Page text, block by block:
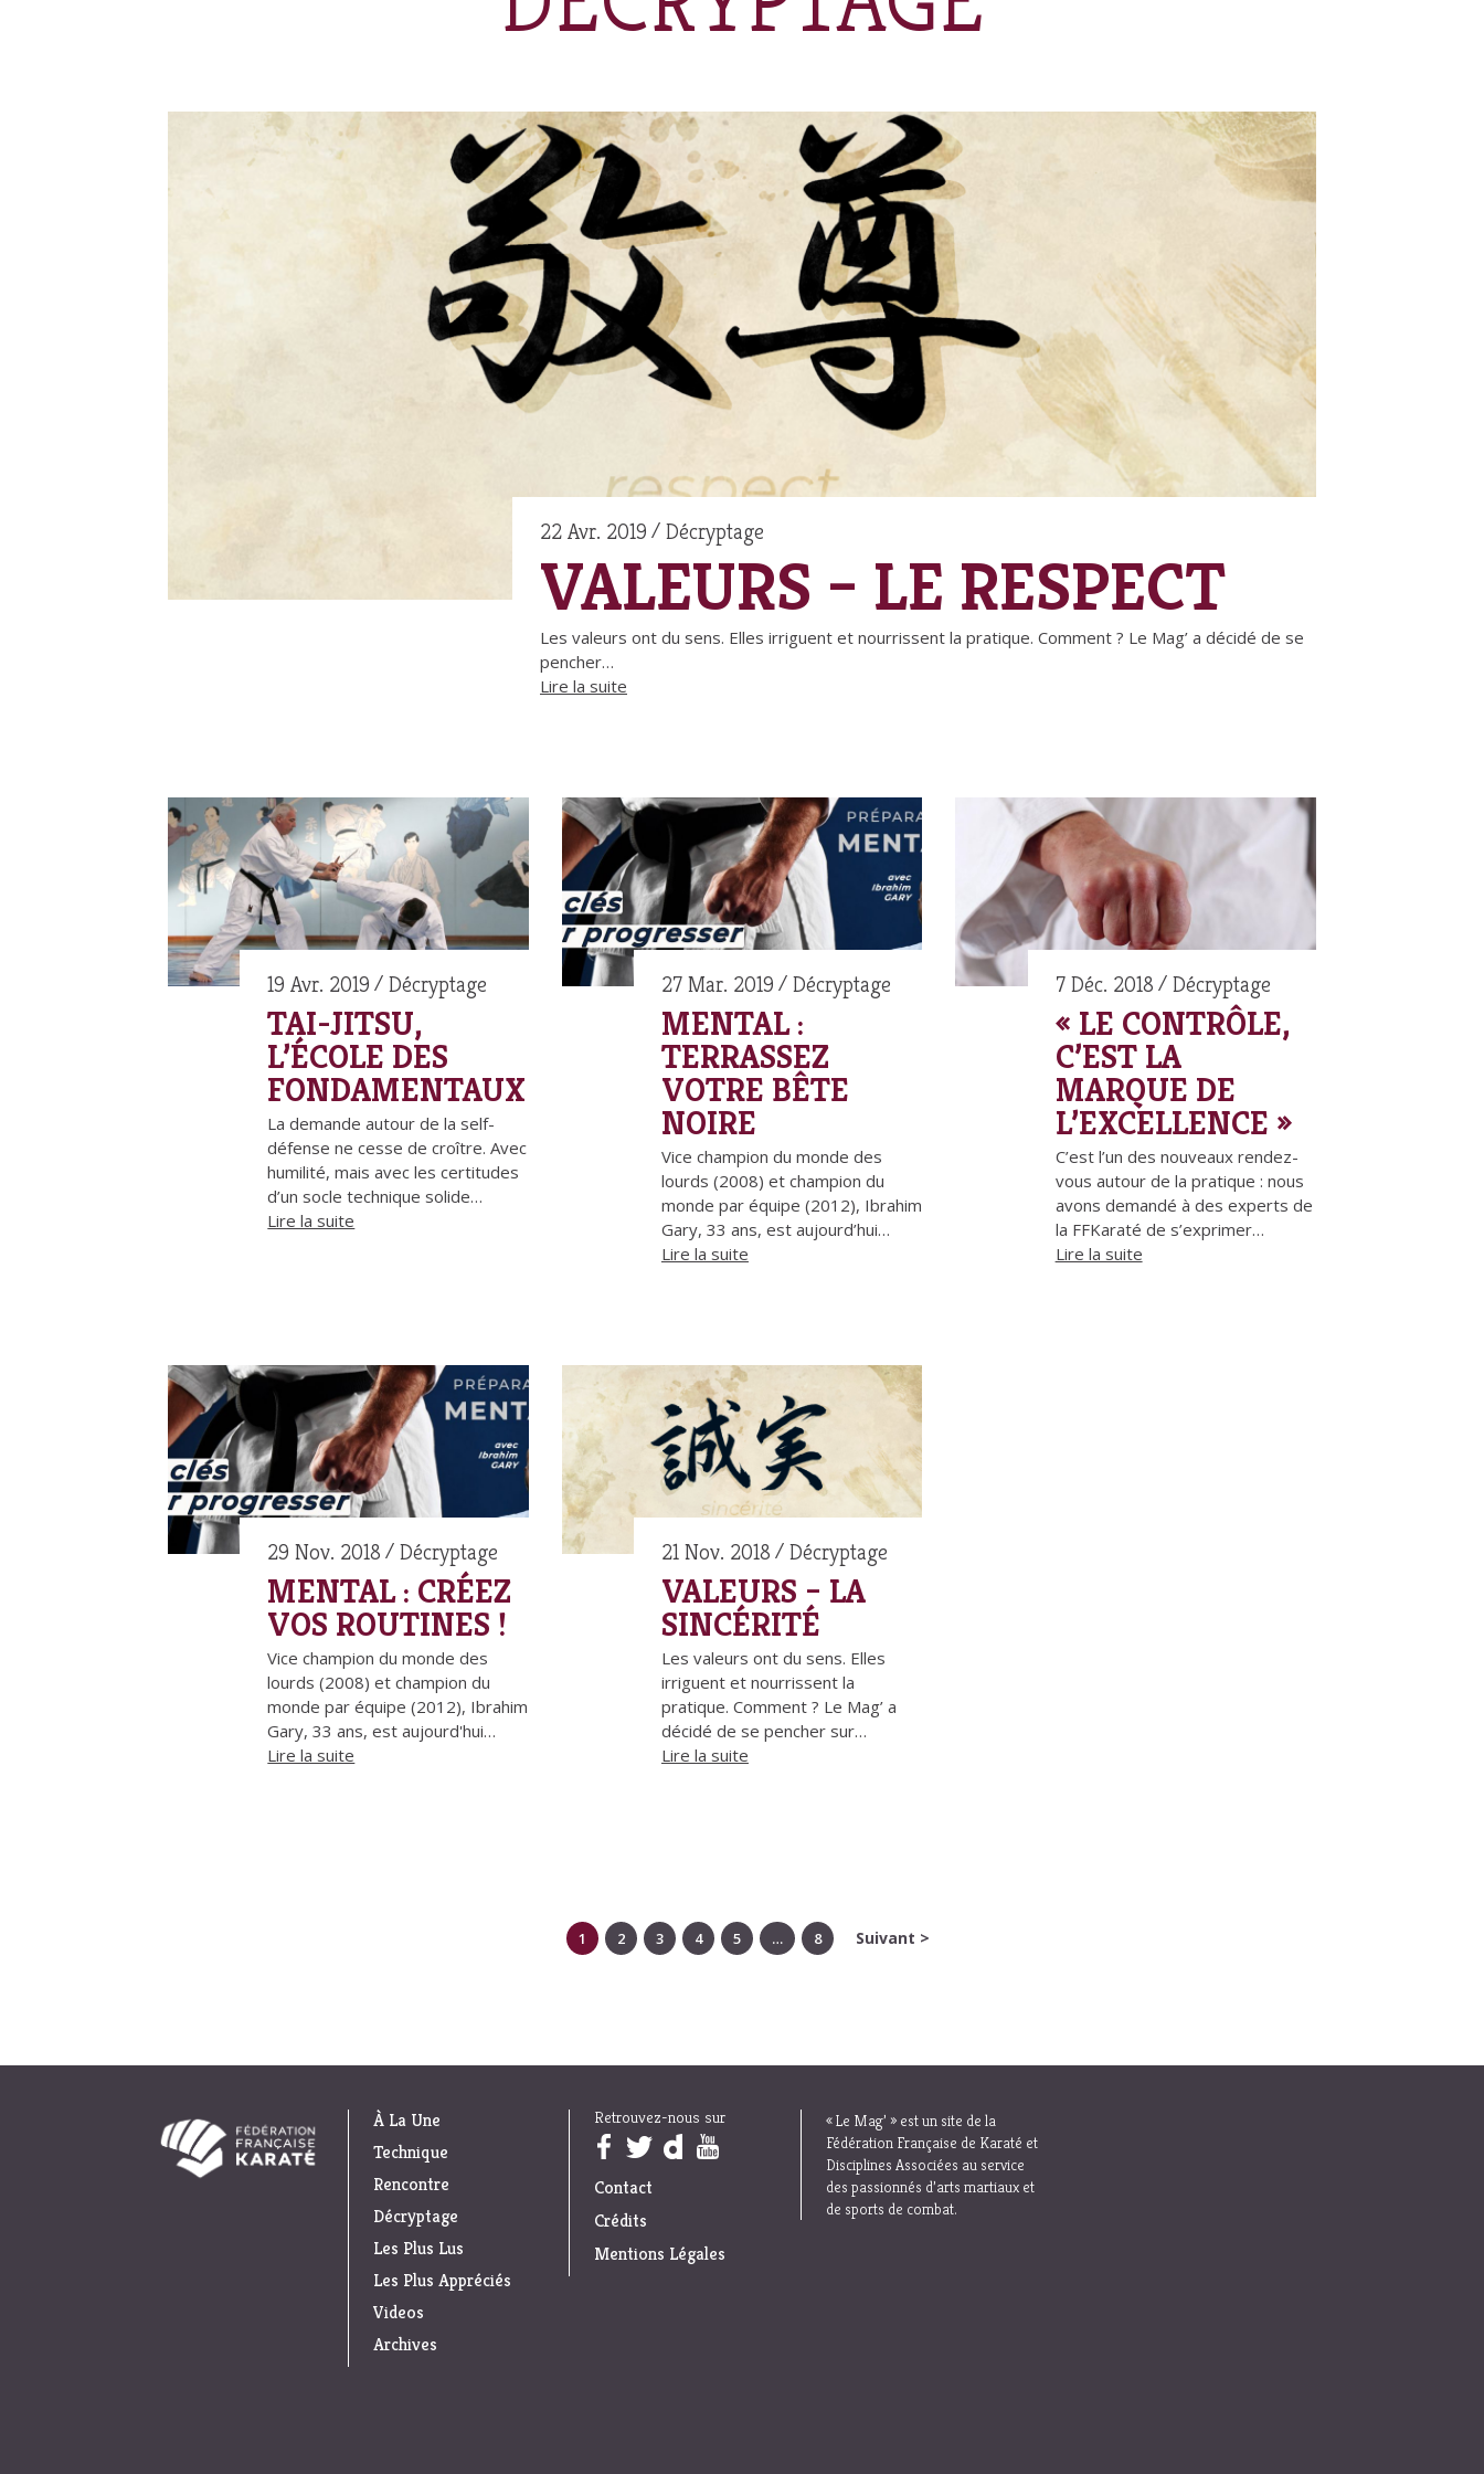
22 Avr. 2019 Décryptage
VALEURS – LE RESPECT
Les valeurs ont du sens. Elles irriguent et nourrissent la pratique. Comment ? Le Mag’ a décidé de se
pencher…
Lire la suite
19 Avr. 2019 Décryptage
TAI-JITSU,
L’ÉCOLE DES
FONDAMENTAUX
La demande autour de la self-
défense ne cesse de croître. Avec
humilité, mais avec les certitudes
d’un socle technique solide…
Lire la suite
27 Mar. 2019 Décryptage
MENTAL :
TERRASSEZ
VOTRE BÊTE
NOIRE
Vice champion du monde des
lourds (2008) et champion du
monde par équipe (2012), Ibrahim
Gary, 33 ans, est aujourd’hui…
Lire la suite
7 Déc. 2018 Décryptage
« LE CONTRÔLE,
C’EST LA
MARQUE DE
L’EXCELLENCE »
C’est l’un des nouveaux rendez-
vous autour de la pratique : nous
avons demandé à des experts de
la FFKaraté de s’exprimer…
Lire la suite
29 Nov. 2018 Décryptage
MENTAL : CRÉEZ
VOS ROUTINES !
Vice champion du monde des
lourds (2008) et champion du
monde par équipe (2012), Ibrahim
Gary, 33 ans, est aujourd'hui…
Lire la suite
21 Nov. 2018 Décryptage
VALEURS – LA
SINCÉRITÉ
Les valeurs ont du sens. Elles
irriguent et nourrissent la
pratique. Comment ? Le Mag’ a
décidé de se pencher sur…
Lire la suite
1 2 3 4 5 … 8 Suivant >
À La Une
Technique
Rencontre
Décryptage
Les Plus Lus
Les Plus Appréciés
Videos
Archives
Retrouvez-nous sur
Trouvez nous sur :
Contact
Crédits
Mentions Légales
« Le Mag’ » est un site de la
Fédération Française de Karaté et
Disciplines Associées au service
des passionnés d’arts martiaux et
de sports de combat.